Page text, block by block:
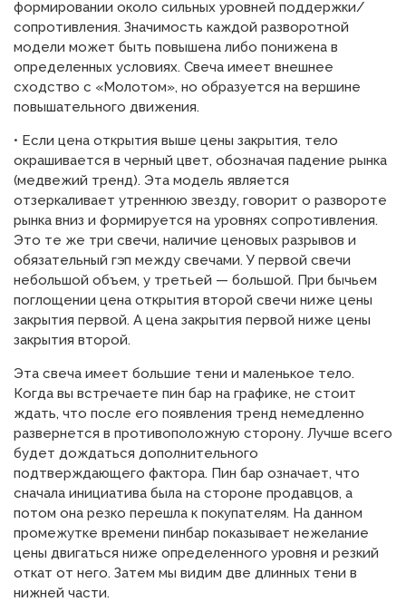
формировании около сильных уровней поддержки/
сопротивления. Значимость каждой разворотной
модели может быть повышена либо понижена в
определенных условиях. Свеча имеет внешнее
сходство с «Молотом», но образуется на вершине
повышательного движения.
• Если цена открытия выше цены закрытия, тело
окрашивается в черный цвет, обозначая падение рынка
(медвежий тренд). Эта модель является
отзеркаливает утреннюю звезду, говорит о развороте
рынка вниз и формируется на уровнях сопротивления.
Это те же три свечи, наличие ценовых разрывов и
обязательный гэп между свечами. У первой свечи
небольшой объем, у третьей — большой. При бычьем
поглощении цена открытия второй свечи ниже цены
закрытия первой. А цена закрытия первой ниже цены
закрытия второй.
Эта свеча имеет большие тени и маленькое тело.
Когда вы встречаете пин бар на графике, не стоит
ждать, что после его появления тренд немедленно
развернется в противоположную сторону. Лучше всего
будет дождаться дополнительного
подтверждающего фактора. Пин бар означает, что
сначала инициатива была на стороне продавцов, а
потом она резко перешла к покупателям. На данном
промежутке времени пинбар показывает нежелание
цены двигаться ниже определенного уровня и резкий
откат от него. Затем мы видим две длинных тени в
нижней части.